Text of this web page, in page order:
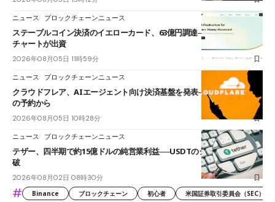
ニュース ブロックチェーンニュース
ステーブルコイン決済のイエローカード、63億円調達──ソニーやスタン
チャートが出資
2026年08月05日 11時59分
ニュース ブロックチェーンニュース
クラウドフレア、AIエージェント向け決済基盤を発表──まずハンドル名
の予約から
2026年08月05日 10時28分
ニュース ブロックチェーンニュース
テザー、四半期で約15億ドルの純営業利益──USDTのシェアは60%を突
破
2026年08月02日 08時30分
# Binance ブロックチェーン 初心者 米国証券取引委員会（SEC）